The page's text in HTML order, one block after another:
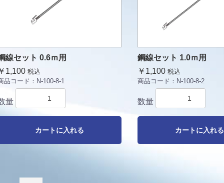
線セット 0.6ｍ用
￥1,100 税込
品コード： N-100-8-1
量
カートに入れる
鋼線セット 1.0ｍ用
￥1,100 税込
商品コード： N-100-8-2
数量
カートに入れる